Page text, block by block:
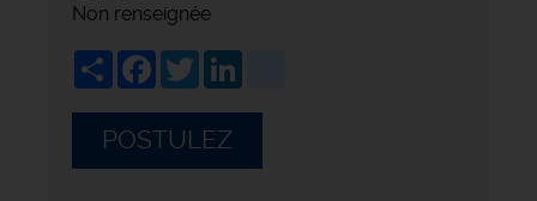
Non renseignée
ShareFacebook
Twitter
POSTULEZ